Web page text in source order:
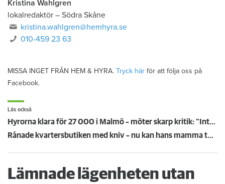
Kristina Wahlgren
lokalredaktör – Södra Skåne
kristina.wahlgren@hemhyra.se
010-459 23 63
MISSA INGET FRÅN HEM & HYRA. Tryck här för att följa oss på
Facebook.
Läs också
Hyrorna klara för 27 000 i Malmö – möter skarp kritik: ”Inte värdigt en allmännytta”
Rånade kvartersbutiken med kniv – nu kan hans mamma tvingas flytta
Lämnade lägenheten utan